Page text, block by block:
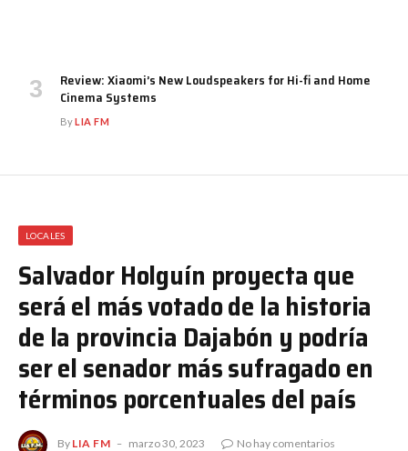
Review: Xiaomi’s New Loudspeakers for Hi-fi and Home
Cinema Systems
ByLIA FM
LOCALES
Salvador Holguín proyecta que
será el más votado de la historia
de la provincia Dajabón y podría
ser el senador más sufragado en
términos porcentuales del país
By LIA FM marzo 30, 2023
No hay comentarios